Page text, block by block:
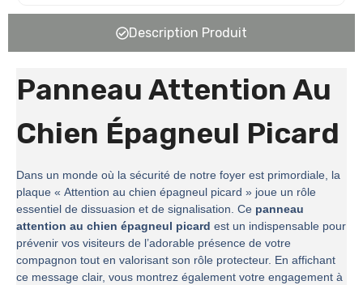
Description Produit
Panneau Attention Au
Chien Épagneul Picard
Dans un monde où la sécurité de notre foyer est primordiale, la
plaque « Attention au chien épagneul picard » joue un rôle
essentiel de dissuasion et de signalisation. Ce panneau
attention au chien épagneul picard est un indispensable pour
prévenir vos visiteurs de l’adorable présence de votre
compagnon tout en valorisant son rôle protecteur. En affichant
ce message clair, vous montrez également votre engagement à